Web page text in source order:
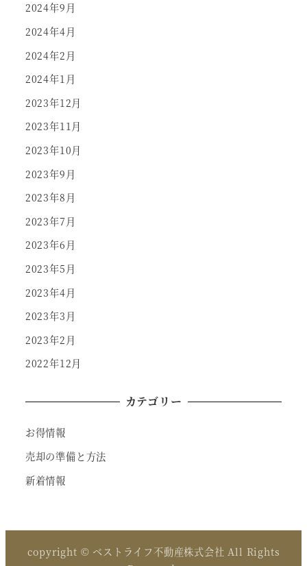
2024年9月
2024年4月
2024年2月
2024年1月
2023年12月
2023年11月
2023年10月
2023年9月
2023年8月
2023年7月
2023年6月
2023年5月
2023年4月
2023年3月
2023年2月
2022年12月
カテゴリー
お得情報
売却の準備と方法
新着情報
copyright © ベストライフ不動産株式会社 All Rights